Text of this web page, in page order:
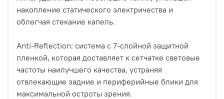
накопление статического электричества и
облегчая стекание капель.
Anti-Reflection: система с 7-слойной защитной
пленкой, которая доставляет к сетчатке световые
частоты наилучшего качества, устраняя
отвлекающие задние и периферийные блики для
максимальной остроты зрения.